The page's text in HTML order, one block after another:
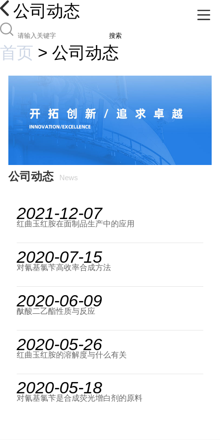
公司动态
搜索
首页 > 公司动态
公司动态 News
2021-12-07
红曲玉红胺在面制品生产中的应用
2020-07-15
对氰基氯苄高收率合成方法
2020-06-09
酞酸二乙酯性质与反应
2020-05-26
红曲玉红胺的溶解度与什么有关
2020-05-18
对氰基氯苄是合成荧光增白剂的原料